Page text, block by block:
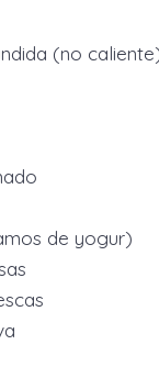
(no
de yogur)